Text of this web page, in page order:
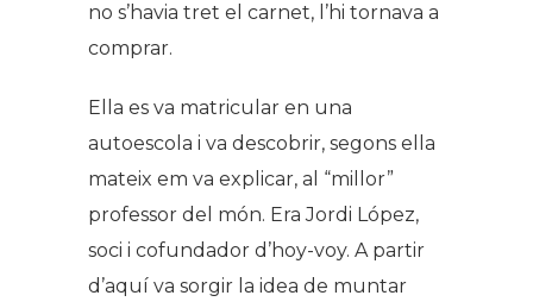
no s’havia tret el carnet, l’hi tornava a
comprar.
Ella es va matricular en una
autoescola i va descobrir, segons ella
mateix em va explicar, al “millor”
professor del món. Era Jordi López,
soci i cofundador d’hoy-voy. A partir
d’aquí va sorgir la idea de muntar